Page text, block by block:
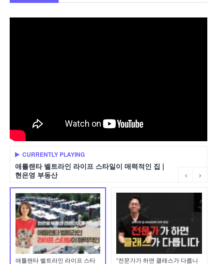
CURRENTLY PLAYING
애틀랜타 벨트라인 라이프 스타일이 매력적인 집 |
현은영 부동산
애틀랜타 벨트라인 라이프 스타
“전문가가 하면 클래스가 다릅니